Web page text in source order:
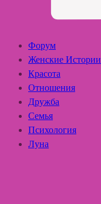
Форум
Женские Истории
Красота
Отношения
Дружба
Семья
Психология
Луна